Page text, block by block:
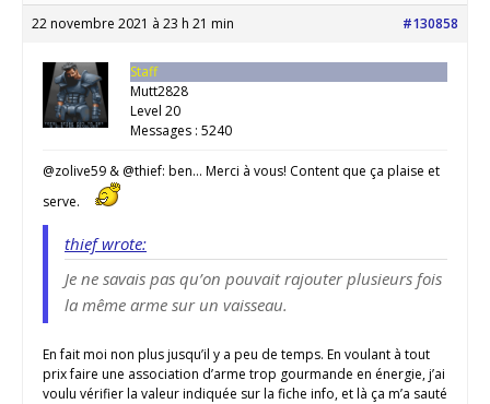
22 novembre 2021 à 23 h 21 min #130858
Staff
Mutt2828
Level 20
Messages : 5240
@zolive59 & @thief: ben… Merci à vous! Content que ça plaise et
serve.
thief wrote:
Je ne savais pas qu’on pouvait rajouter plusieurs fois
la même arme sur un vaisseau.
En fait moi non plus jusqu’il y a peu de temps. En voulant à tout
prix faire une association d’arme trop gourmande en énergie, j’ai
voulu vérifier la valeur indiquée sur la fiche info, et là ça m’a sauté